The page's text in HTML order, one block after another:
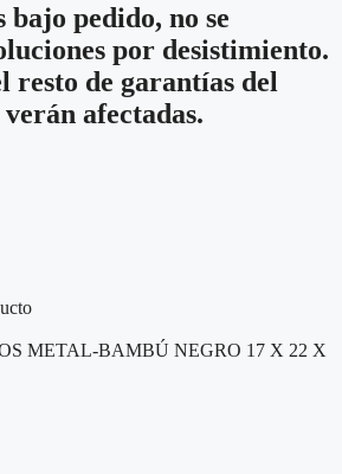
bajo pedido, no se
por desistimiento.
resto de garantías del
afectadas.